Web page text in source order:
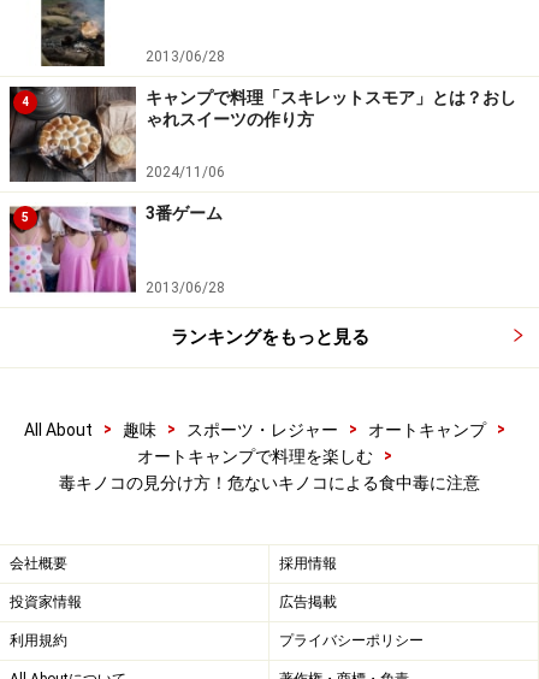
化器系の中毒を起こす）、いかにも食べられそうな名前
のカキシメジ（食用のニセアブラシメジ、ヌメリササタ
ケ、チャナメツムタケに似て、いかにも茶色くておいし
そうな見た目。食後30分で頭痛、腹痛、嘔吐、下痢を引
き起こす）、 ニガクリタケ（枯れ木や朽木に群生するク
リタケによく似て誤食が多い。苦みが強いので口にする
とクリタケではないことがわかる。中毒症と状は嘔吐、
下痢、けいれんなどで死亡例も報告されている）、猛毒
のドクツルタケ（嘔吐、下痢、腹痛、肝機能や腎機能障
キノコ狩りの鉄則
いのよ??」。そんな気持ちになるのも無理はありませ
ん。いや、実際の話、自分で採ったキノコを食べさえし
なければ中毒になることはほとんどないのです（中毒の
約90％は家庭での調理で発生）。とはいえ、やっぱり一
2013/06/28
4
キャンプで料理「スキレットスモア」とは？おし
ゃれスイーツの作り方
2024/11/06
5 3番ゲーム
2013/06/28
ランキングをもっと見る
All About > 趣味 > スポーツ・レジャー > オートキャンプ
>
オートキャンプで料理を楽しむ
>
毒キノコの見分け方！危ないキノコによる食中毒に注意
会社概要 採用情報
投資家情報 広告掲載
利用規約 プライバシーポリシー